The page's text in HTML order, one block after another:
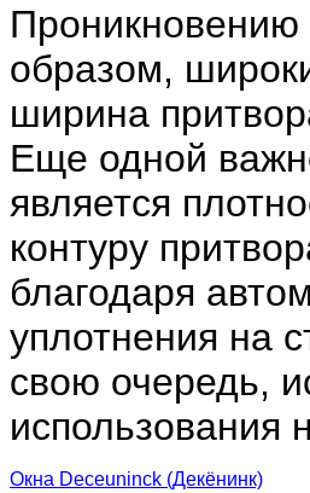
Проникновению
образом,
ширина
Еще одной
является
контуру
благодаря
уплотнения на
свою очередь,
использования
Окна Deceuninck (Декёнинк)